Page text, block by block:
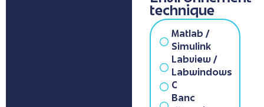
technique
Matlab /
Simulink
Labview /
Labwindows
C
Banc